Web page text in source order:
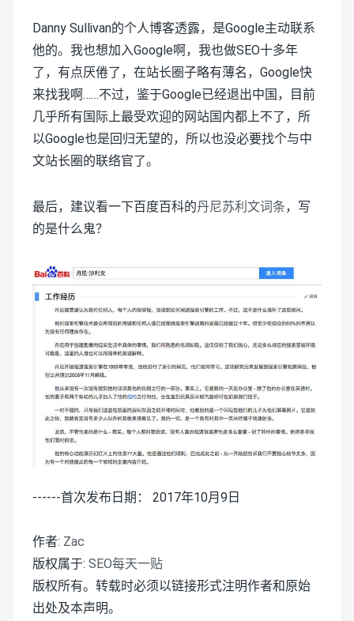
Danny Sullivan的个人博客透露，是Google主动联系
他的。我也想加入Google啊，我也做SEO十多年
了，有点厌倦了，在站长圈子略有薄名，Google快
来找我啊……不过，鉴于Google已经退出中国，目前
几乎所有国际上最受欢迎的网站国内都上不了，所
以Google也是回归无望的，所以也没必要找个与中
文站长圈的联络官了。
最后，建议看一下百度百科的丹尼苏利文词条，写
的是什么鬼？
------首次发布日期： 2017年10月9日
作者: Zac
版权属于: SEO每天一贴
版权所有。转载时必须以链接形式注明作者和原始
出处及本声明。